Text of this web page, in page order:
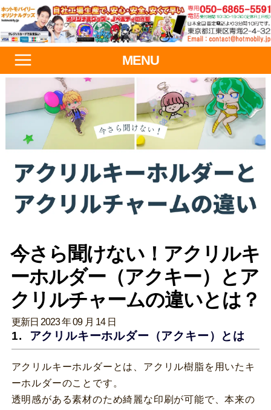
MENU
今さら聞けない！アクリルキ
ーホルダー（アクキー）とア
クリルチャームの違いとは？
更新日 2023 年 09 月 14 日
アクリルキーホルダー（アクキー）とは
アクリルキーホルダーとは、アクリル樹脂を用いたキ
ーホルダーのことです。
透明感がある素材のため綺麗な印刷が可能で、本来の